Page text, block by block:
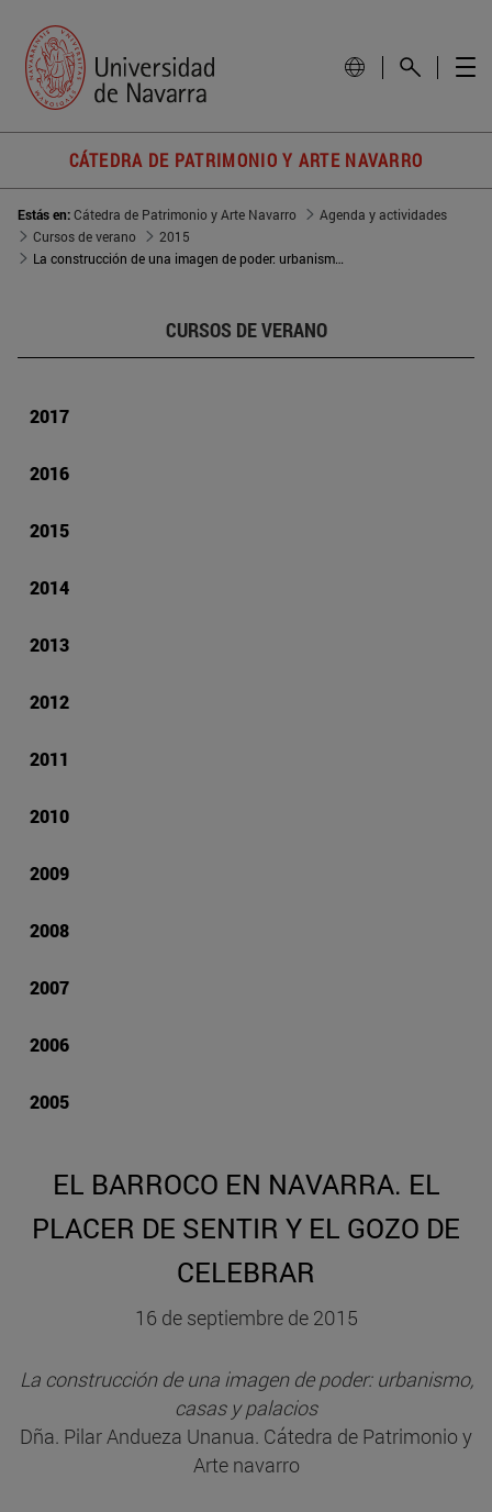
CÁTEDRA DE PATRIMONIO Y ARTE NAVARRO
Estás en:Cátedra de Patrimonio y Arte Navarro
Agenda y actividades
Cursos de verano
2015
La construcción de una imagen de poder: urbanismo, casas y palacios
CURSOS DE VERANO
2017
2016
2015
2014
2013
2012
2011
2010
2009
2008
2007
2006
2005
EL BARROCO EN NAVARRA. EL
PLACER DE SENTIR Y EL GOZO DE
CELEBRAR
16 de septiembre de 2015
La construcción de una imagen de poder: urbanismo,
casas y palacios
Dña. Pilar Andueza Unanua. Cátedra de Patrimonio y
Arte navarro